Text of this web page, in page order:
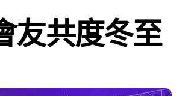
友共度冬至